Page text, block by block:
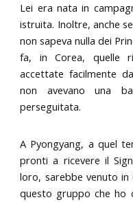
Lei era nata in
istruita. Inoltre, anche
non sapeva nulla dei
fa, in Corea, quelle
accettate facilmente
non avevano una
perseguitata.
A Pyongyang, a quel
pronti a ricevere il
loro, sarebbe venuto
questo gruppo che ho